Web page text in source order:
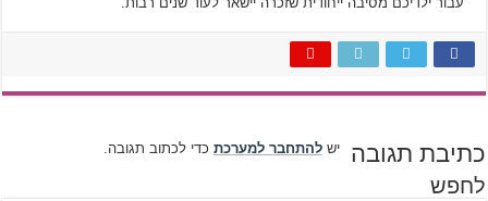
כתיבת תגובה ישלהתחבר למערכת כדי לכתוב תגובה.
לחפש